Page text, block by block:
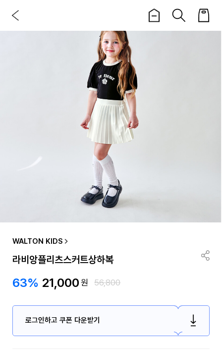
WALTON KIDS
라비앙플리츠스커트상하복
63% 21,000원 56,800
로그인하고 쿠폰 다운받기